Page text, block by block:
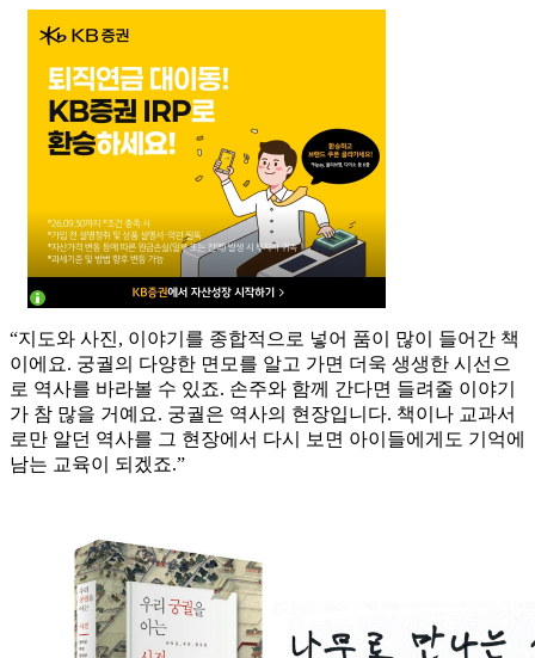
“지도와 사진, 이야기를 종합적으로 넣어 품이 많이 들어간 책
이에요. 궁궐의 다양한 면모를 알고 가면 더욱 생생한 시선으
로 역사를 바라볼 수 있죠. 손주와 함께 간다면 들려줄 이야기
가 참 많을 거예요. 궁궐은 역사의 현장입니다. 책이나 교과서
로만 알던 역사를 그 현장에서 다시 보면 아이들에게도 기억에
남는 교육이 되겠죠.”